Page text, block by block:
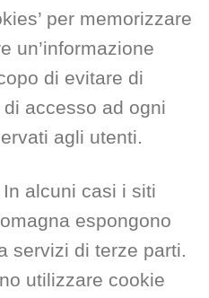
per memorizzare
un’informazione
di evitare di
accesso ad ogni
agli utenti.
alcuni casi i siti
espongono
servizi di terze parti.
utilizzare cookie